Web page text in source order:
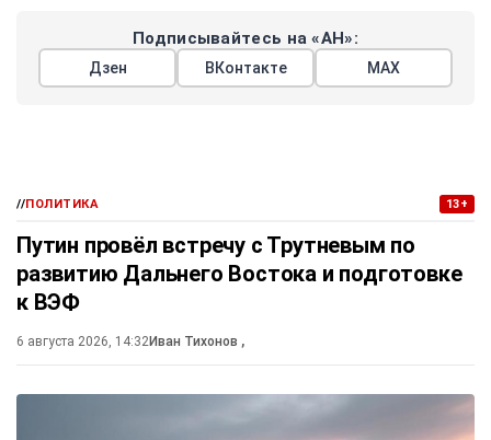
Подписывайтесь на «АН»:
Дзен ВКонтакте МАХ
//ПОЛИТИКА 13+
Путин провёл встречу с Трутневым по
развитию Дальнего Востока и подготовке
к ВЭФ
6 августа 2026, 14:32Иван Тихонов ,